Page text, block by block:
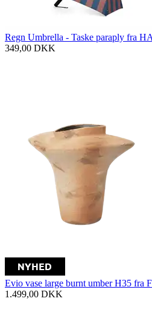
Regn Umbrella - Taske paraply fra
349,00 DKK
Evio vase large burnt umber H35 fra
1.499,00 DKK